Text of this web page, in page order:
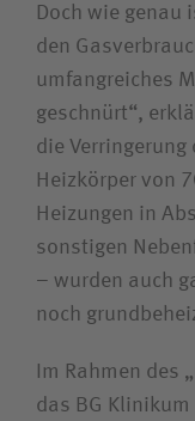
Doch wie genau
den
umfangreiches
geschnürt“,
die
Heizkörper von
Heizungen in
sonstigen
– wurden auch
noch
Im Rahmen des
das BG